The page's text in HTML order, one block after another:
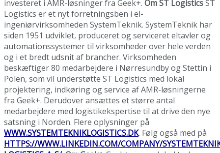
investeret i AMR-løsninger fra Geek+. Om ST LogisticsST
Logistics er et nyt forretningsben i el-
ingeniørvirksomheden SystemTeknik. SystemTeknik har
siden 1951 udviklet, produceret og serviceret eltavler og
automationssystemer til virksomheder over hele verden
og i et bredt udsnit af brancher. Virksomheden
beskæftiger 80 medarbejdere i Nørresundby og Stettin i
Polen, som vil understøtte ST Logistics med lokal
projektering, indkøring og service af AMR-løsningerne
fra Geek+. Derudover ansættes et større antal
medarbejdere med logistikekspertise til at drive den nye
satsning i Norden. Flere oplysninger på
WWW.SYSTEMTEKNIKLOGISTICS.DK. Følg også med på
HTTPS://WWW.LINKEDIN.COM/COMPANY/